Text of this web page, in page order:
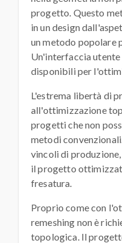
progetto. Questo
in un design
un metodo popolare
Un'interfaccia utente
disponibili per
L'estrema libertà di
all'ottimizzazione
progetti che non
metodi
vincoli di
il progetto
fresatura.
Proprio come con
remeshing non è
topologica. Il